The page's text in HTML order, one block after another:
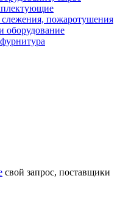
пожаротушения
оборудование
свой запрос, поставщики